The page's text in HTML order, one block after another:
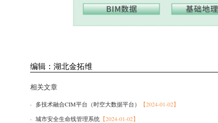
编辑：湖北金拓维
相关文章
· 多技术融合CIM平台（时空大数据平台）
【2024-01-02】
· 城市安全生命线管理系统 【2024-01-02】